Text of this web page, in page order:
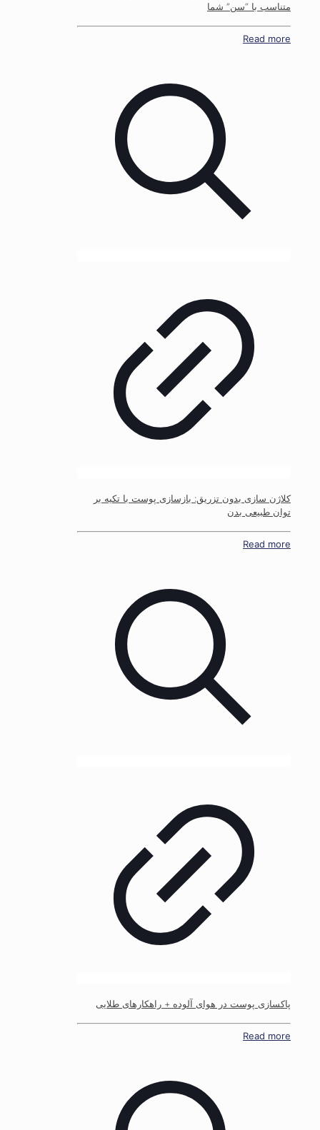
متناسب با “سن” شما
Read more
کلاژن سازی بدون تزریق: بازسازی پوست با تکیه بر
توان طبیعی بدن
Read more
پاکسازی پوست در هوای آلوده + راهکارهای طلایی
Read more